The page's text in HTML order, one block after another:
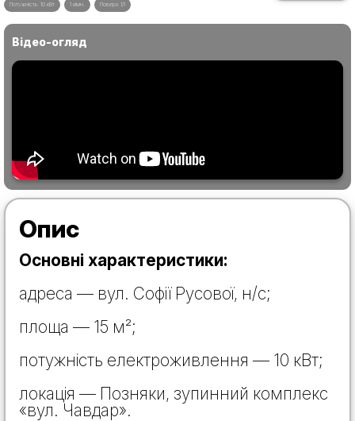
Потужність: 10 кВт 1 кімн. Поверх 1/1
Відео-огляд
Опис
Основні характеристики:
адреса — вул. Софії Русової, н/с;
площа — 15 м²;
потужність електроживлення — 10 кВт;
локація — Позняки, зупинний комплекс
«вул. Чавдар».